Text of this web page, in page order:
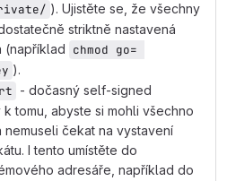
). Ujistěte se, že všechny
striktně nastavená
(například chmod go=
).
- dočasný self-signed
tomu, abyste si mohli všechno
čekat na vystavení
I tento umístěte do
adresáře, například do